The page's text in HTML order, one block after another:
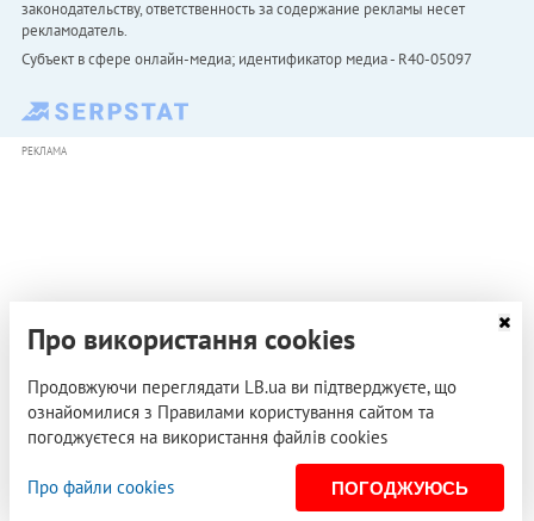
законодательству, ответственность за содержание рекламы несет
рекламодатель.
Субъект в сфере онлайн-медиа; идентификатор медиа - R40-05097
РЕКЛАМА
Про використання cookies
Продовжуючи переглядати LB.ua ви підтверджуєте, що
ознайомилися з Правилами користування сайтом та
погоджуєтеся на використання файлів cookies
Про файли cookies ПОГОДЖУЮСЬ